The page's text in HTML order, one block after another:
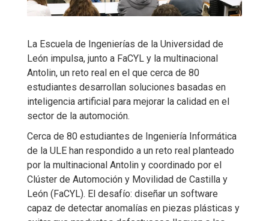
La Escuela de Ingenierías de la Universidad de
León impulsa, junto a FaCYL y la multinacional
Antolin, un reto real en el que cerca de 80
estudiantes desarrollan soluciones basadas en
inteligencia artificial para mejorar la calidad en el
sector de la automoción.
Cerca de 80 estudiantes de Ingeniería Informática
de la ULE han respondido a un reto real planteado
por la multinacional Antolin y coordinado por el
Clúster de Automoción y Movilidad de Castilla y
León (FaCYL). El desafío: diseñar un software
capaz de detectar anomalías en piezas plásticas y